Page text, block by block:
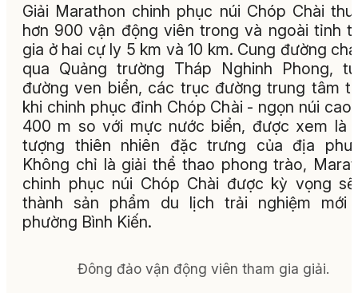
Giải Marathon chinh phục núi Chóp Chài
hơn 900 vận động viên trong và ngoài tỉnh
gia ở hai cự ly 5 km và 10 km. Cung đường
qua Quảng trường Tháp Nghinh Phong,
đường ven biển, các trục đường trung tâm
khi chinh phục đỉnh Chóp Chài - ngọn núi cao
400 m so với mực nước biển, được xem là
tượng thiên nhiên đặc trưng của địa
Không chỉ là giải thể thao phong trào,
chinh phục núi Chóp Chài được kỳ vọng
thành sản phẩm du lịch trải nghiệm mới
phường Bình Kiến.
Đông đảo vận động viên tham gia giải.